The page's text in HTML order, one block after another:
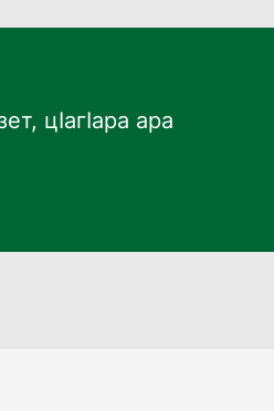
цӀагӀара ара